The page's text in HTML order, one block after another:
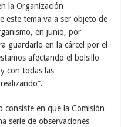
la Organización
este tema va a ser objeto de
en junio, por
guardarlo en la cárcel por el
afectando el bolsillo
con todas las
consiste en que la Comisión
serie de observaciones